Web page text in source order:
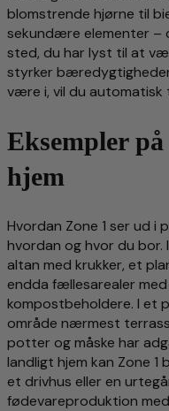
blomstrende hjørne til
sekundære elementer –
sted, du har lyst til at
styrker
være i, vil du automatisk
Eksempler
hjem
Hvordan Zone 1 ser ud i
hvordan og hvor du bor.
altan med krukker, et
endda fællesarealer
kompostbeholdere. I et
område nærmest
potter og måske har
landligt hjem kan Zone 1
et drivhus eller en
fødevareproduktion